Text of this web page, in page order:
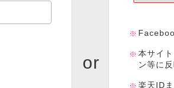
本サイ
ン等に
楽天ID